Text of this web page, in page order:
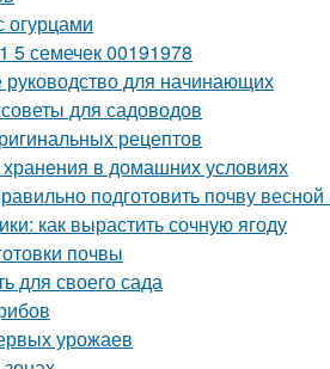
огурцами
семечек 00191978
для начинающих
для садоводов
рецептов
в домашних условиях
подготовить почву
как вырастить сочную ягоду
почвы
для своего сада
урожаев